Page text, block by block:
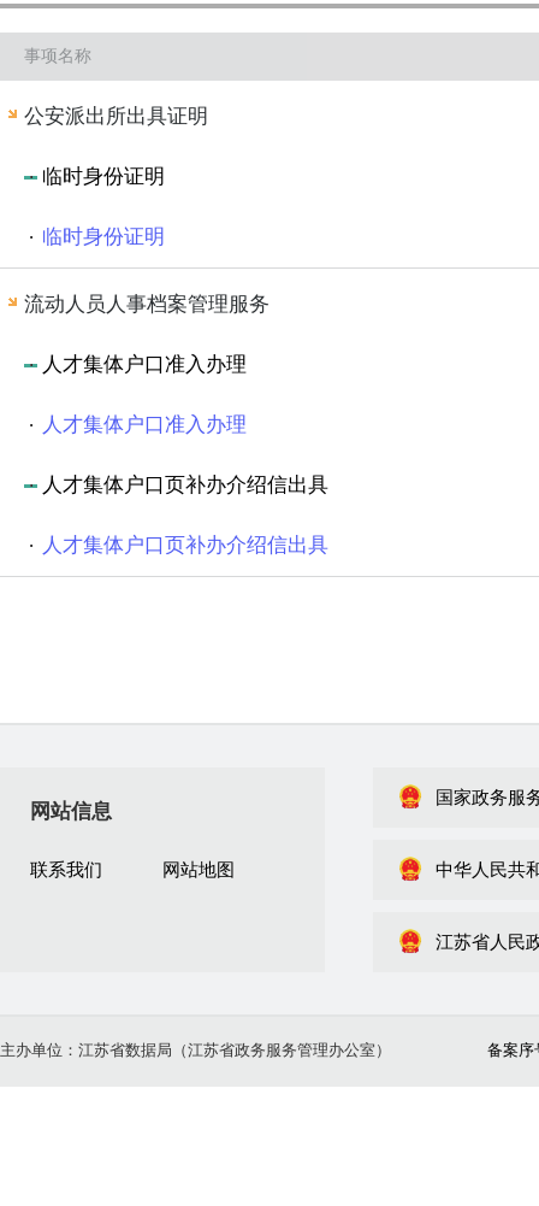
环保绿化 文化体育
其他
事项名称
公安派出所出具证明
临时身份证明
临时身份证明
流动人员人事档案管理服务
人才集体户口准入办理
人才集体户口准入办理
人才集体户口页补办介绍信出具
人才集体户口页补办介绍信出具
网站信息
联系我们 网站地图
国家政务服
中华人民共
江苏省人民
主办单位：江苏省数据局（江苏省政务服务管理办公室） 备案序